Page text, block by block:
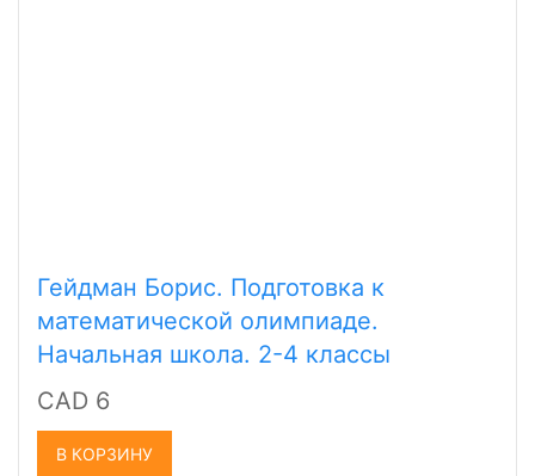
Гейдман Борис. Подготовка к
математической олимпиаде.
Начальная школа. 2-4 классы
CAD 6
В КОРЗИНУ